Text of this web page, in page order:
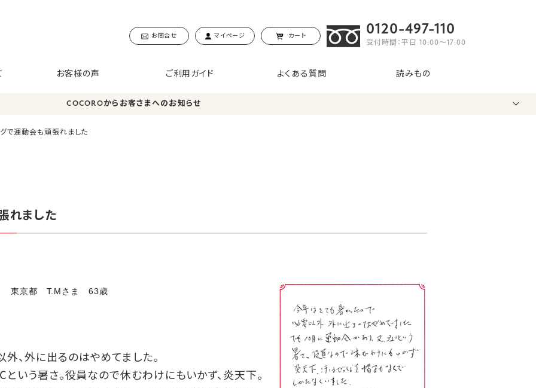
お問合せ マイページ カート 0120-497-110
受付時間：平日 10:00〜17:00
お客様の声 ご利用ガイド よくある質問 読みもの
COCOROからお客さまへのお知らせ
で運動会も頑張れました
れました
目 東京都 T.Mさま 63歳
、外に出るのはやめてました。
いう暑さ。役員なので休むわけにもいかず、炎天下。